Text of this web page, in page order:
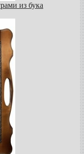
из бука